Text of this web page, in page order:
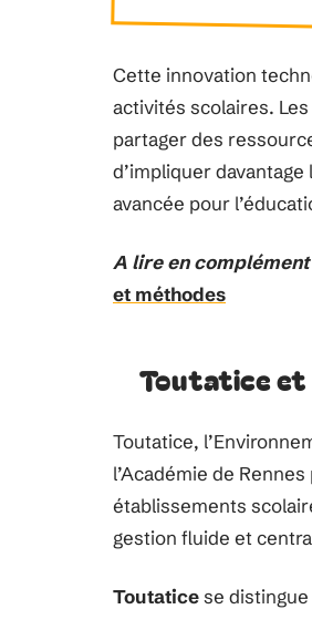
Cette innovation
activités scolaires.
partager des
d’impliquer
avancée pour
A lire en complément
et méthodes
Toutatice
Toutatice,
l’Académie de
établissements
gestion fluide et
Toutaticese